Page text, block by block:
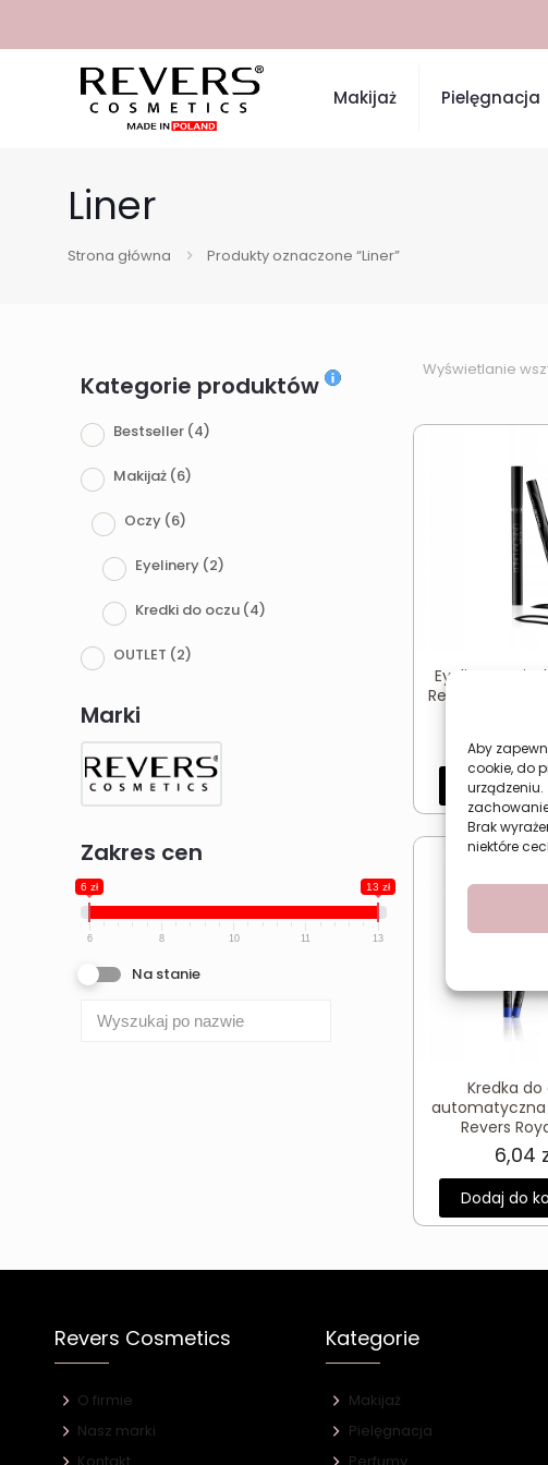
Aby
cookie, do
Brak
niektóre
Makijaż Pielęgnacja
Liner
Strona główna Produkty oznaczone “Liner”
Kategorie produktów
Bestseller (4)
Makijaż (6)
Oczy (6)
Eyelinery (2)
Kredki do oczu (4)
OUTLET (2)
Marki
Zakres cen
6 zł 13 zł
6 8 10 11 13
Na stanie
Wyświetlanie
Eyeliner w
Revers UNISLIM
Dodaj do
Kredka do
automatyczna
Revers
6,04
Dodaj do
Revers Cosmetics
O firmie
Nasz marki
Kontakt
Kategorie
Makijaż
Pielęgnacja
Perfumy